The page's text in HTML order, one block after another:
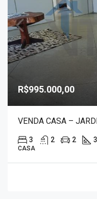
R$995.000,00
VENDA CASA –
3 2 2
CASA